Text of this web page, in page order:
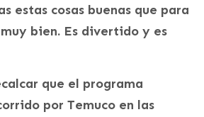
estas cosas buenas que para
bien. Es divertido y es
que el programa
por Temuco en las